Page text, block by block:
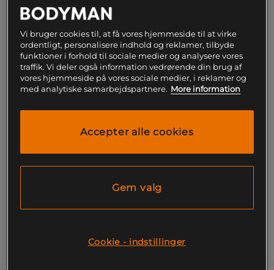
S Ikke på lager
Få notifikation via e-mail
!
Dette produkt er desværre ikke på lager. Få
SKU #VENUM-05364-004R | EAN3611441817309
Venum Technical 3.0 Fight Shorts – Robust design
for maksimal bevægelsesfrihed og ydeevne under
træning og konkurrence.
Læs mere
Vi bruger cookies til, at få vores hjemmeside til at virke
ordentligt, personalisere indhold og reklamer, tilbyde
funktioner i forhold til sociale medier og analysere vores
traffik. Vi deler også information vedrørende din brug af
vores hjemmeside på vores sociale medier, i reklamer og
med analytiske samarbejdspartnere. More information
Accepter alle cookies
Gem valg
Cookie - indstillinger